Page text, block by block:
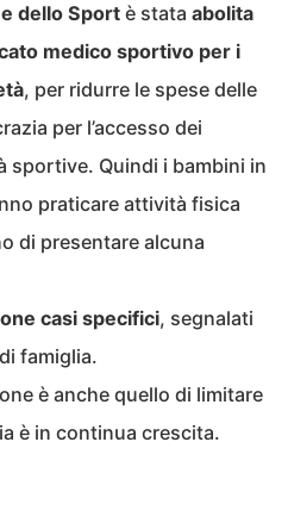
dello Sport è stata abolita
medico sportivo per i
, per ridurre le spese delle
per l’accesso dei
sportive. Quindi i bambini in
praticare attività fisica
di presentare alcuna
casi specifici, segnalati
famiglia.
è anche quello di limitare
è in continua crescita.